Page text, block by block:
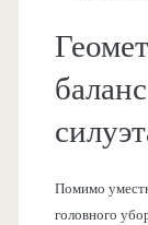
Помимо
головного